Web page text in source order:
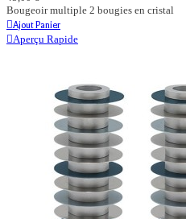
Bougeoir multiple 2 bougies en cristal
Ajout Panier
Aperçu Rapide